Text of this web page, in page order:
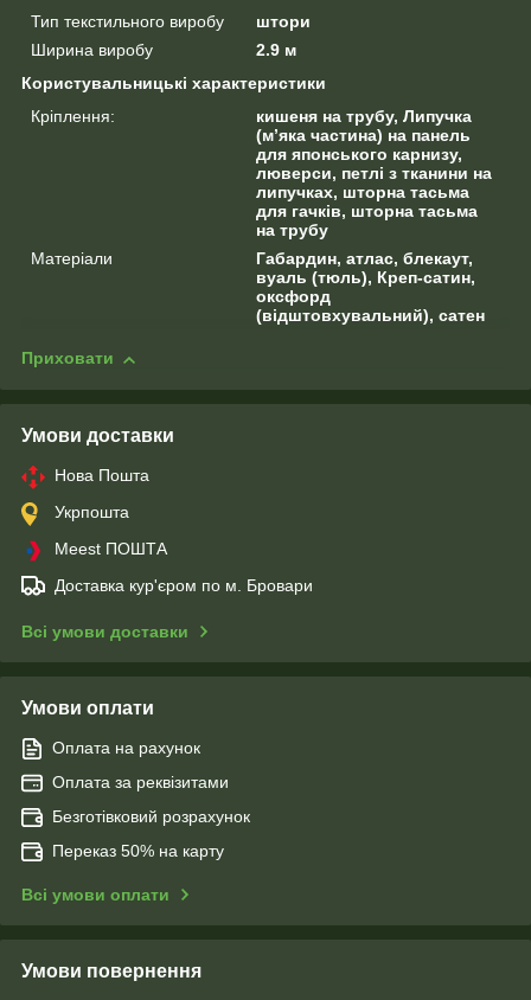
Тип текстильного виробу
штори
Ширина виробу
2.9 м
Користувальницькі характеристики
Кріплення:
кишеня на трубу, Липучка
(м’яка частина) на панель
для японського карнизу,
люверси, петлі з тканини на
липучках, шторна тасьма
для гачків, шторна тасьма
на трубу
Матеріали
Габардин, атлас, блекаут,
вуаль (тюль), Креп-сатин,
оксфорд
(відштовхувальний), сатен
Приховати
Умови доставки
Нова Пошта
Укрпошта
Meest ПОШТА
Доставка кур'єром по м. Бровари
Всі умови доставки
Умови оплати
Оплата на рахунок
Оплата за реквізитами
Безготівковий розрахунок
Переказ 50% на карту
Всі умови оплати
Умови повернення